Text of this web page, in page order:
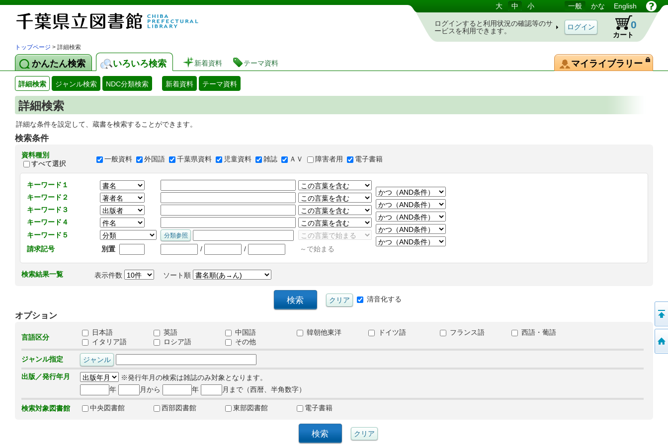
図書館 蔵書検索・予約システム 大 中 小 一般 かな English
ログインすると利用状況の確認等のサ
ービスを利用できます。
カート
0
トップページ > 詳細検索
かんたん検索 いろいろ検索 新着資料 テーマ資料 マイライブラリー
詳細検索 ジャンル検索 NDC分類検索 新着資料 テーマ資料
詳細検索
詳細な条件を設定して、蔵書を検索することができます。
検索条件
資料種別
すべて選択
一般資料 外国語 千葉県資料 児童資料 雑誌 ＡＶ 障害者用 電子書籍
キーワード１
キーワード２
キーワード３
キーワード４
キーワード５
請求記号
別置 / / ～で始まる
検索結果一覧 表示件数 ソート順
清音化する
オプション
言語区分
日本語 英語 中国語 韓朝他東洋 ドイツ語 フランス語
西語・葡語
イタリア語
ロシア語 その他
ジャンル指定
出版／発行年月
※発行年月の検索は雑誌のみ対象となります。
年
月から 年 月まで（西暦、半角数字）
検索対象図書館 中央図書館 西部図書館 東部図書館 電子書籍